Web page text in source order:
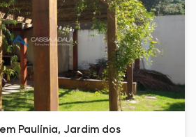
Paulínia, Jardim dos